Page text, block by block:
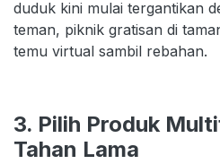
duduk kini mulai tergantikan
teman, piknik gratisan di
temu virtual sambil rebahan.
3. Pilih Produk
Tahan Lama